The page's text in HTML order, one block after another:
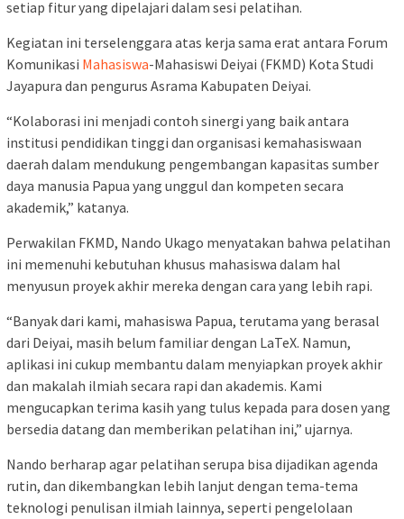
setiap fitur yang dipelajari dalam sesi pelatihan.
Kegiatan ini terselenggara atas kerja sama erat antara Forum
Komunikasi Mahasiswa-Mahasiswi Deiyai (FKMD) Kota Studi
Jayapura dan pengurus Asrama Kabupaten Deiyai.
“Kolaborasi ini menjadi contoh sinergi yang baik antara
institusi pendidikan tinggi dan organisasi kemahasiswaan
daerah dalam mendukung pengembangan kapasitas sumber
daya manusia Papua yang unggul dan kompeten secara
akademik,” katanya.
Perwakilan FKMD, Nando Ukago menyatakan bahwa pelatihan
ini memenuhi kebutuhan khusus mahasiswa dalam hal
menyusun proyek akhir mereka dengan cara yang lebih rapi.
“Banyak dari kami, mahasiswa Papua, terutama yang berasal
dari Deiyai, masih belum familiar dengan LaTeX. Namun,
aplikasi ini cukup membantu dalam menyiapkan proyek akhir
dan makalah ilmiah secara rapi dan akademis. Kami
mengucapkan terima kasih yang tulus kepada para dosen yang
bersedia datang dan memberikan pelatihan ini,” ujarnya.
Nando berharap agar pelatihan serupa bisa dijadikan agenda
rutin, dan dikembangkan lebih lanjut dengan tema-tema
teknologi penulisan ilmiah lainnya, seperti pengelolaan